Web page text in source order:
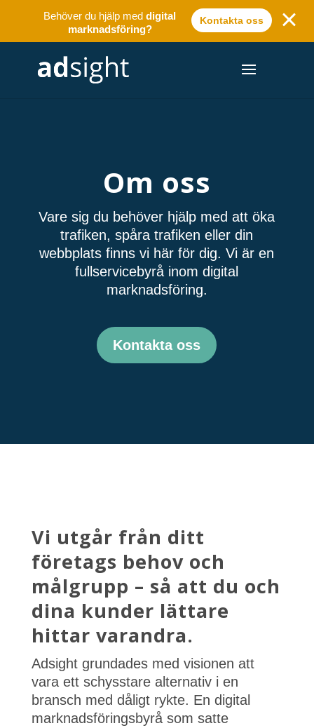
Behöver du hjälp meddigital
marknadsföring?
Kontakta oss
Om oss
Vare sig du behöver hjälp med att öka
trafiken, spåra trafiken eller din
webbplats finns vi här för dig. Vi är en
fullservicebyrå inom digital
marknadsföring.
Kontakta oss
Vi utgår från ditt
företags behov och
målgrupp – så att du och
dina kunder lättare
hittar varandra.
Adsight grundades med visionen att
vara ett schysstare alternativ i en
bransch med dåligt rykte. En digital
marknadsföringsbyrå som satte